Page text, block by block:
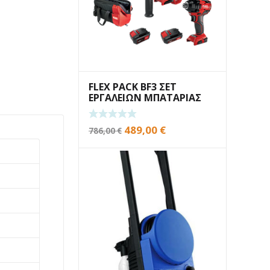
FLEX PACK BF3 ΣΕΤ
ΕΡΓΑΛΕΙΩΝ ΜΠΑΤΑΡΙΑΣ
786,00€ Original
was:
786,00 €.
489,00 €Η
τιμή
είναι:
489,00 €.